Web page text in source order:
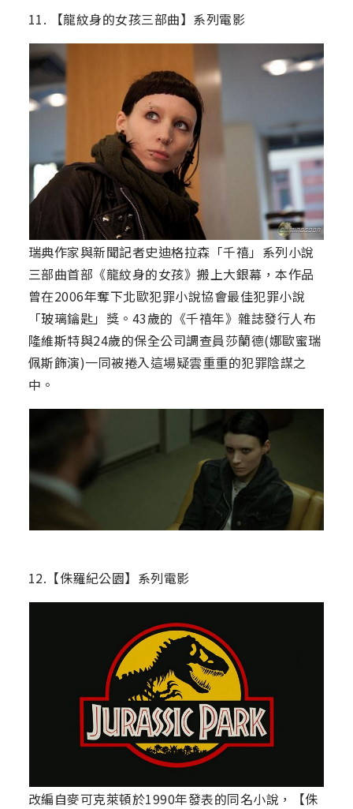
11. 【龍紋身的女孩三部曲】系列電影
瑞典作家與新聞記者史迪格拉森「千禧」系列小說
三部曲首部《龍紋身的女孩》搬上大銀幕，本作品
曾在2006年奪下北歐犯罪小說協會最佳犯罪小說
「玻璃鑰匙」獎。43歲的《千禧年》雜誌發行人布
隆維斯特與24歲的保全公司調查員莎蘭德(娜歐蜜瑞
佩斯飾演)一同被捲入這場疑雲重重的犯罪陰謀之
中。
12.【侏羅紀公園】系列電影
改編自麥可克萊頓於1990年發表的同名小說，【侏